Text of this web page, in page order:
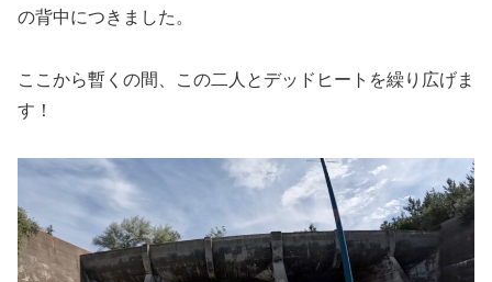
の背中につきました。
ここから暫くの間、この二人とデッドヒートを繰り広げま
す！